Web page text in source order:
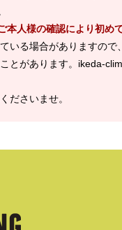
本人様の確認により初め
る場合がありますので
とがあります。ikeda-
ださいませ。